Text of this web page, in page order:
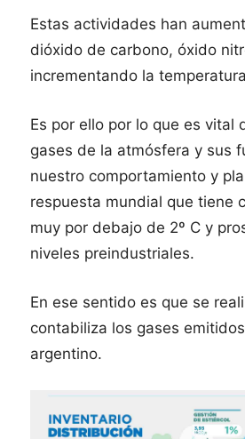
Estas actividades han
dióxido de carbono, óxido
incrementando la
Es por ello por lo que es vital
gases de la atmósfera y sus
nuestro comportamiento y
respuesta mundial que tiene
muy por debajo de 2º C y
niveles preindustriales.
En ese sentido es que se
contabiliza los gases
argentino.